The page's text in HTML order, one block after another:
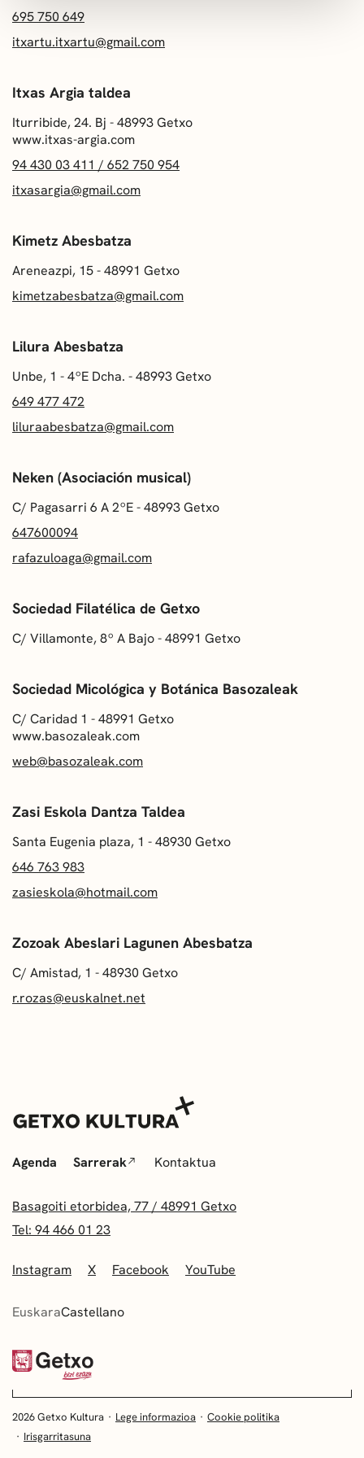
EUSKARACASTELLANO
695 750 649
itxartu.itxartu@gmail.com
Itxas Argia taldea
Iturribide, 24. Bj - 48993 Getxo
www.itxas-argia.com
94 430 03 411 / 652 750 954
itxasargia@gmail.com
Kimetz Abesbatza
Areneazpi, 15 - 48991 Getxo
kimetzabesbatza@gmail.com
Lilura Abesbatza
Unbe, 1 - 4ºE Dcha. - 48993 Getxo
649 477 472
liluraabesbatza@gmail.com
Neken (Asociación musical)
C/ Pagasarri 6 A 2ºE - 48993 Getxo
647600094
rafazuloaga@gmail.com
Sociedad Filatélica de Getxo
C/ Villamonte, 8º A Bajo - 48991 Getxo
Sociedad Micológica y Botánica Basozaleak
C/ Caridad 1 - 48991 Getxo
www.basozaleak.com
web@basozaleak.com
Zasi Eskola Dantza Taldea
Santa Eugenia plaza, 1 - 48930 Getxo
646 763 983
zasieskola@hotmail.com
Zozoak Abeslari Lagunen Abesbatza
C/ Amistad, 1 - 48930 Getxo
r.rozas@euskalnet.net
Agenda Sarrerak Kontaktua
Basagoiti etorbidea, 77 / 48991 Getxo
Tel: 94 466 01 23
Instagram X Facebook YouTube
EuskaraCastellano
2026 Getxo Kultura Lege informazioa
Cookie politika
Irisgarritasuna